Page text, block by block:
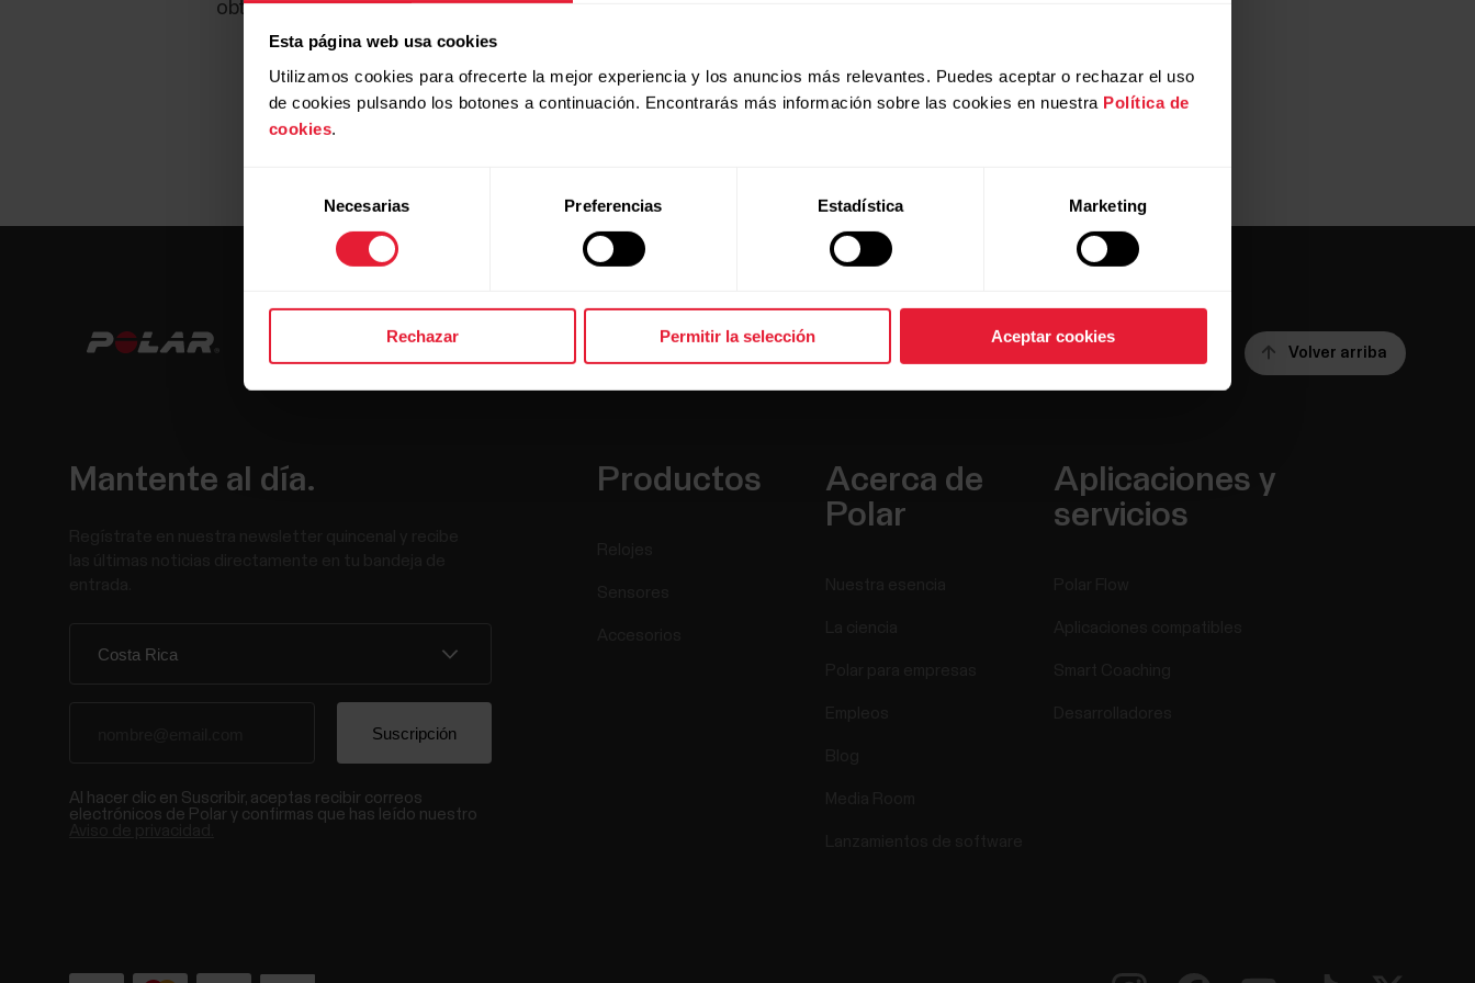
Esta página web usa cookies
Utilizamos cookies para ofrecerte la mejor experiencia y los anuncios más relevantes. Puedes aceptar o rechazar el uso
de cookies pulsando los botones a continuación. Encontrarás más información sobre las cookies en nuestra Política de
cookies.
consentimiento
Necesarias Preferencias Estadística Marketing
Rechazar Permitir la selección Aceptar cookies
obtener más detalles, consultaIniciar una sesión de entrenamiento
Volver arriba
Mantente al día.
Al hacer clic en Suscribir, aceptas recibir correos
electrónicos de Polar y confirmas que has leído nuestro
Productos
Acerca de
Polar
Aplicaciones y
servicios